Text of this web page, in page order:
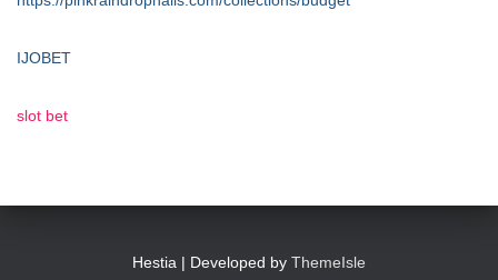
IJOBET
slot bet
Hestia | Developed by ThemeIsle